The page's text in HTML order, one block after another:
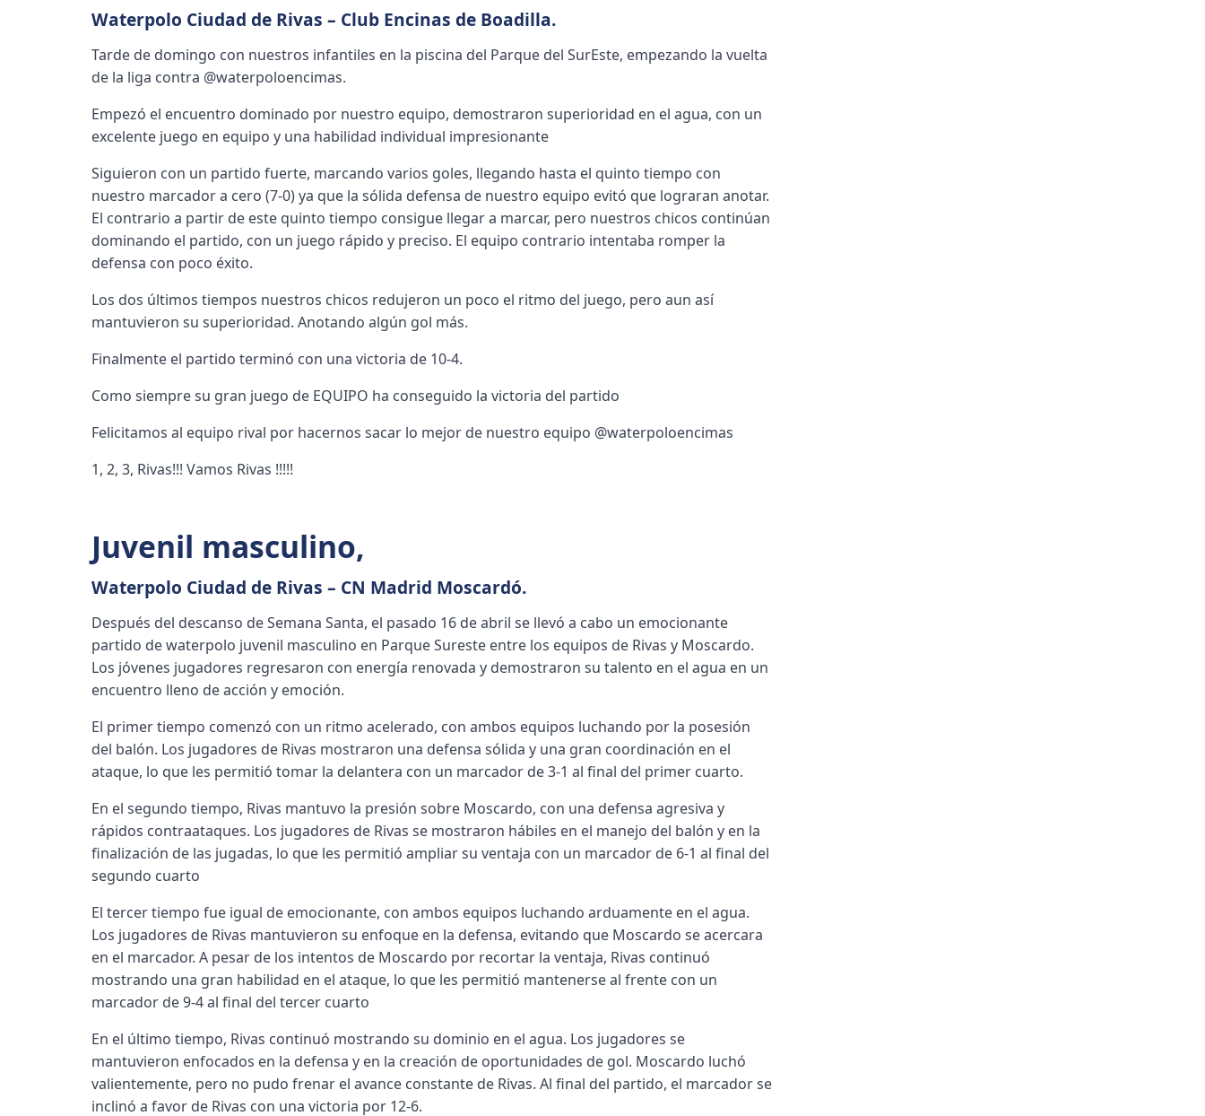
Waterpolo Ciudad de Rivas – Club Encinas de Boadilla.
Tarde de domingo con nuestros infantiles en la piscina del Parque del SurEste, empezando la vuelta
de la liga contra @waterpoloencimas.
Empezó el encuentro dominado por nuestro equipo, demostraron superioridad en el agua, con un
excelente juego en equipo y una habilidad individual impresionante
Siguieron con un partido fuerte, marcando varios goles, llegando hasta el quinto tiempo con
nuestro marcador a cero (7-0) ya que la sólida defensa de nuestro equipo evitó que lograran anotar.
El contrario a partir de este quinto tiempo consigue llegar a marcar, pero nuestros chicos continúan
dominando el partido, con un juego rápido y preciso. El equipo contrario intentaba romper la
defensa con poco éxito.
Los dos últimos tiempos nuestros chicos redujeron un poco el ritmo del juego, pero aun así
mantuvieron su superioridad. Anotando algún gol más.
Finalmente el partido terminó con una victoria de 10-4.
Como siempre su gran juego de EQUIPO ha conseguido la victoria del partido
Felicitamos al equipo rival por hacernos sacar lo mejor de nuestro equipo @waterpoloencimas
1, 2, 3, Rivas!!! Vamos Rivas !!!!!
Juvenil masculino,
Waterpolo Ciudad de Rivas – CN Madrid Moscardó.
Después del descanso de Semana Santa, el pasado 16 de abril se llevó a cabo un emocionante
partido de waterpolo juvenil masculino en Parque Sureste entre los equipos de Rivas y Moscardo.
Los jóvenes jugadores regresaron con energía renovada y demostraron su talento en el agua en un
encuentro lleno de acción y emoción.
El primer tiempo comenzó con un ritmo acelerado, con ambos equipos luchando por la posesión
del balón. Los jugadores de Rivas mostraron una defensa sólida y una gran coordinación en el
ataque, lo que les permitió tomar la delantera con un marcador de 3-1 al final del primer cuarto.
En el segundo tiempo, Rivas mantuvo la presión sobre Moscardo, con una defensa agresiva y
rápidos contraataques. Los jugadores de Rivas se mostraron hábiles en el manejo del balón y en la
finalización de las jugadas, lo que les permitió ampliar su ventaja con un marcador de 6-1 al final del
segundo cuarto
El tercer tiempo fue igual de emocionante, con ambos equipos luchando arduamente en el agua.
Los jugadores de Rivas mantuvieron su enfoque en la defensa, evitando que Moscardo se acercara
en el marcador. A pesar de los intentos de Moscardo por recortar la ventaja, Rivas continuó
mostrando una gran habilidad en el ataque, lo que les permitió mantenerse al frente con un
marcador de 9-4 al final del tercer cuarto
En el último tiempo, Rivas continuó mostrando su dominio en el agua. Los jugadores se
mantuvieron enfocados en la defensa y en la creación de oportunidades de gol. Moscardo luchó
valientemente, pero no pudo frenar el avance constante de Rivas. Al final del partido, el marcador se
inclinó a favor de Rivas con una victoria por 12-6.